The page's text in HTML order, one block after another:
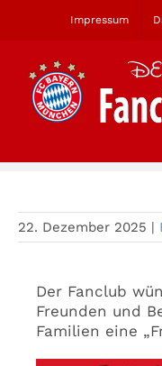
Impressum
22. Dezember 2025 |
Der Fanclub
Freunden und
Familien eine